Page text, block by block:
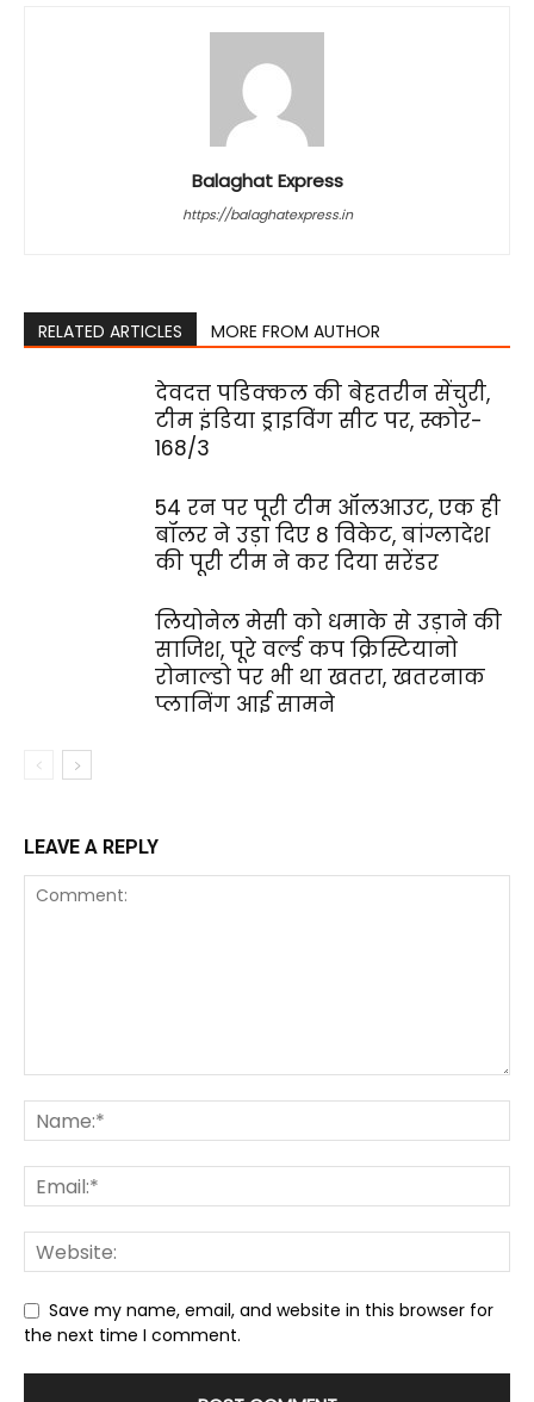
Balaghat Express
https://balaghatexpress.in
RELATED ARTICLES MORE FROM AUTHOR
देवदत्त पडिक्कल की बेहतरीन सेंचुरी,
टीम इंडिया ड्राइविंग सीट पर, स्कोर-
168/3
54 रन पर पूरी टीम ऑलआउट, एक ही
बॉलर ने उड़ा दिए 8 विकेट, बांग्लादेश
की पूरी टीम ने कर दिया सरेंडर
लियोनेल मेसी को धमाके से उड़ाने की
साजिश, पूरे वर्ल्ड कप क्रिस्टियानो
रोनाल्डो पर भी था खतरा, खतरनाक
प्लानिंग आई सामने
LEAVE A REPLY
Save my name, email, and website in this browser for
the next time I comment.